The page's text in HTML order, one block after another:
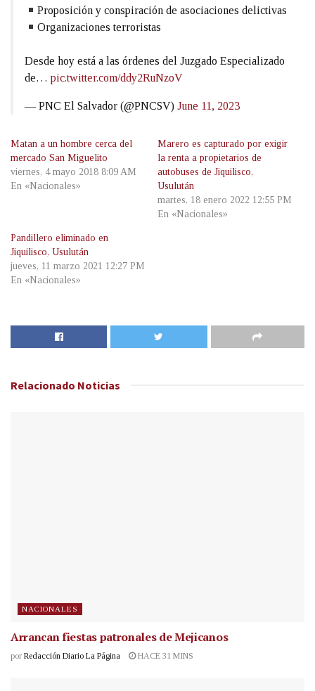
Proposición y conspiración de asociaciones delictivas
Organizaciones terroristas
Desde hoy está a las órdenes del Juzgado Especializado
de… pic.twitter.com/ddy2RuNzoV
— PNC El Salvador (@PNCSV) June 11, 2023
Matan a un hombre cerca del
mercado San Miguelito
viernes, 4 mayo 2018 8:09 AM
En «Nacionales»
Marero es capturado por exigir
la renta a propietarios de
autobuses de Jiquilisco,
Usulután
martes, 18 enero 2022 12:55 PM
En «Nacionales»
Pandillero eliminado en
Jiquilisco, Usulután
jueves, 11 marzo 2021 12:27 PM
En «Nacionales»
Relacionado Noticias
NACIONALES
Arrancan fiestas patronales de Mejicanos
por Redacción Diario La Página HACE 31 MINS